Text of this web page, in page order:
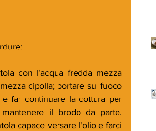
con l'acqua fredda mezza
cipolla; portare sul fuoco
far continuare la cottura per
il brodo da parte.
capace versare l'olio e farci